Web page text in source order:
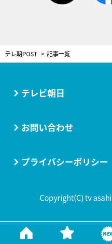
テレ朝POST 記事一覧
テレビ朝日
お問い合わせ
プライバシーポリシー
Copyright(C) tv